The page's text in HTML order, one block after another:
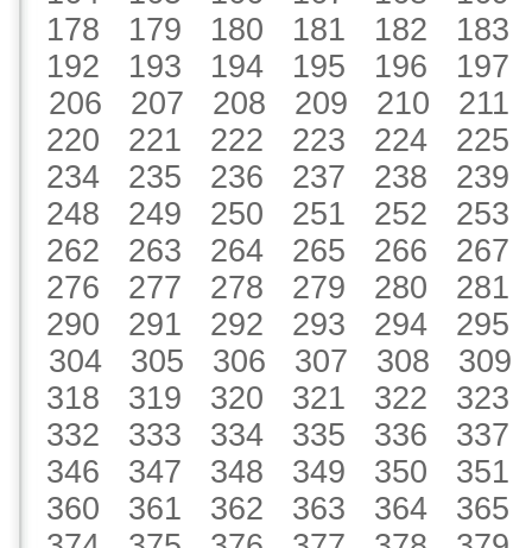
178
179 180 181 182
183
192
193 194 195 196
197
206
207 208 209 210
211
220
221 222 223 224
225
234
235 236 237 238
239
248
249 250 251 252
253
262
263 264 265 266
267
276
277 278 279 280
281
290
291 292 293 294
295
304
305 306 307 308
309
318
319 320 321 322
323
332
333 334 335 336
337
346
347 348 349 350
351
360
361 362 363 364
365